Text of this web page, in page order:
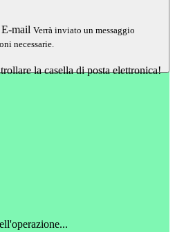
E-mail Verrà inviato un messaggio
necessarie.
la casella di posta elettronica!